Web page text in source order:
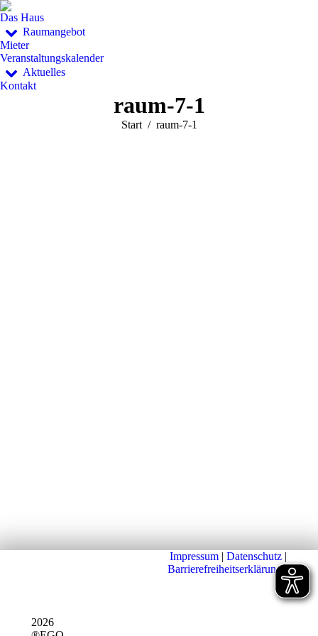
Das Haus
Raumangebot
Mieter
Veranstaltungskalender
Aktuelles
Kontakt
raum-7-1
Sie befinden sich hier:
Start raum-7-1
2026
Impressum | Datenschutz |
Barrierefreiheitserklärung|